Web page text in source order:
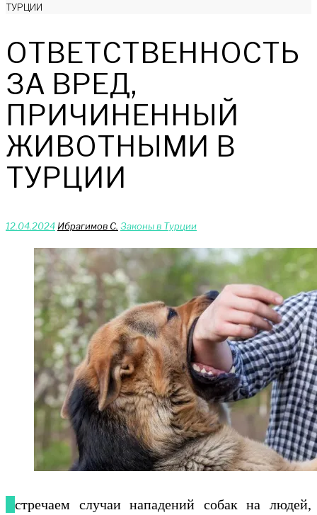
ТУРЦИИ
ОТВЕТСТВЕННОСТЬ
ЗА ВРЕД,
ПРИЧИНЕННЫЙ
ЖИВОТНЫМИ В
ТУРЦИИ
12.04.2024 Ибрагимов С. Законы в Турции